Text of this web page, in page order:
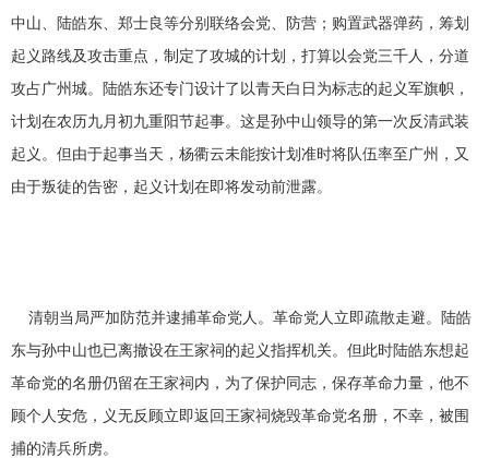
中山、陆皓东、郑士良等分别联络会党、防营；购置武器弹药，筹划
起义路线及攻击重点，制定了攻城的计划，打算以会党三千人，分道
攻占广州城。陆皓东还专门设计了以青天白日为标志的起义军旗帜，
计划在农历九月初九重阳节起事。这是孙中山领导的第一次反清武装
起义。但由于起事当天，杨衢云未能按计划准时将队伍率至广州，又
由于叛徒的告密，起义计划在即将发动前泄露。
清朝当局严加防范并逮捕革命党人。革命党人立即疏散走避。陆皓
东与孙中山也已离撤设在王家祠的起义指挥机关。但此时陆皓东想起
革命党的名册仍留在王家祠内，为了保护同志，保存革命力量，他不
顾个人安危，义无反顾立即返回王家祠烧毁革命党名册，不幸，被围
捕的清兵所虏。